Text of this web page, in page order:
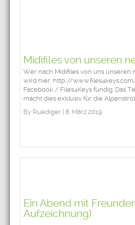
Midifiles von unseren
Wer nach Midifiles von uns unseren
wird hier: http://
Facebook / Files4Keys fündig. Das
macht dies exklusiv für die
By Ruediger | 8. März 2019
Ein Abend mit
Aufzeichnung)